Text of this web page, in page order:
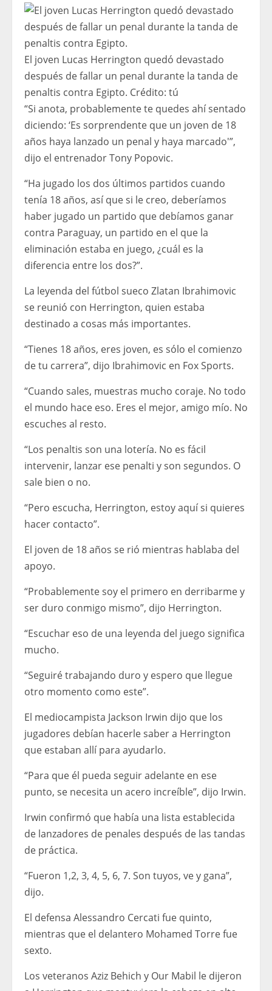
El joven Lucas Herrington quedó devastado
después de fallar un penal durante la tanda de
penaltis contra Egipto. Crédito: tú
“Si anota, probablemente te quedes ahí sentado
diciendo: ‘Es sorprendente que un joven de 18
años haya lanzado un penal y haya marcado'”,
dijo el entrenador Tony Popovic.
“Ha jugado los dos últimos partidos cuando
tenía 18 años, así que si le creo, deberíamos
haber jugado un partido que debíamos ganar
contra Paraguay, un partido en el que la
eliminación estaba en juego, ¿cuál es la
diferencia entre los dos?”.
La leyenda del fútbol sueco Zlatan Ibrahimovic
se reunió con Herrington, quien estaba
destinado a cosas más importantes.
“Tienes 18 años, eres joven, es sólo el comienzo
de tu carrera”, dijo Ibrahimovic en Fox Sports.
“Cuando sales, muestras mucho coraje. No todo
el mundo hace eso. Eres el mejor, amigo mío. No
escuches al resto.
“Los penaltis son una lotería. No es fácil
intervenir, lanzar ese penalti y son segundos. O
sale bien o no.
“Pero escucha, Herrington, estoy aquí si quieres
hacer contacto”.
El joven de 18 años se rió mientras hablaba del
apoyo.
“Probablemente soy el primero en derribarme y
ser duro conmigo mismo”, dijo Herrington.
“Escuchar eso de una leyenda del juego significa
mucho.
“Seguiré trabajando duro y espero que llegue
otro momento como este”.
El mediocampista Jackson Irwin dijo que los
jugadores debían hacerle saber a Herrington
que estaban allí para ayudarlo.
“Para que él pueda seguir adelante en ese
punto, se necesita un acero increíble”, dijo Irwin.
Irwin confirmó que había una lista establecida
de lanzadores de penales después de las tandas
de práctica.
“Fueron 1,2, 3, 4, 5, 6, 7. Son tuyos, ve y gana”,
dijo.
El defensa Alessandro Cercati fue quinto,
mientras que el delantero Mohamed Torre fue
sexto.
Los veteranos Aziz Behich y Our Mabil le dijeron